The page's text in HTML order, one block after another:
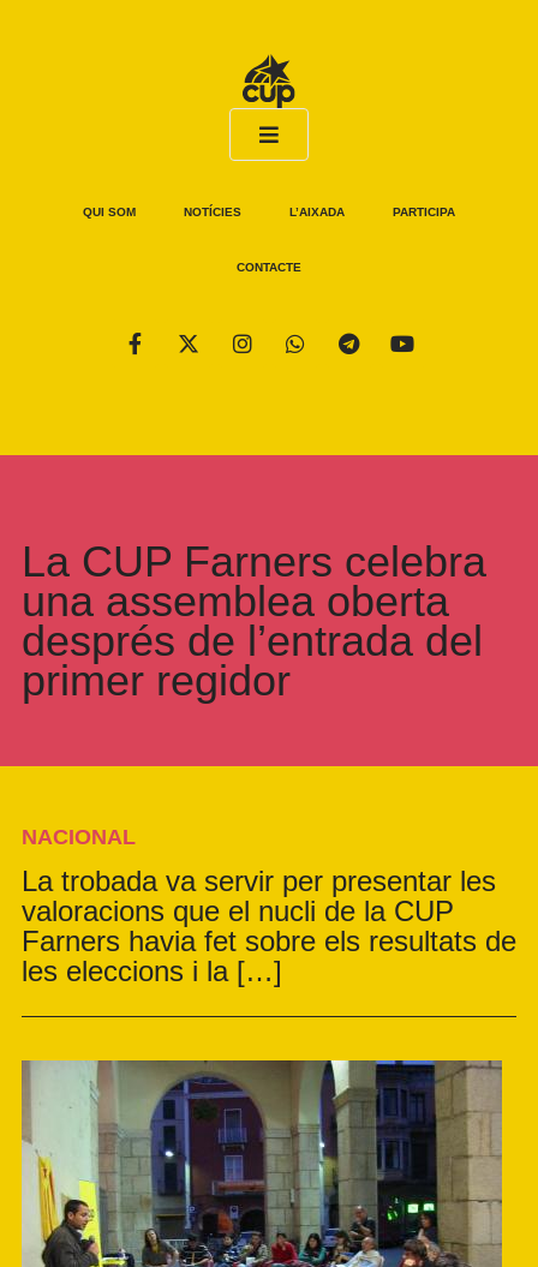
QUI SOM NOTÍCIES L’AIXADA PARTICIPA
CONTACTE
La CUP Farners celebra
una assemblea oberta
després de l’entrada del
primer regidor
NACIONAL
La trobada va servir per presentar les
valoracions que el nucli de la CUP
Farners havia fet sobre els resultats de
les eleccions i la […]